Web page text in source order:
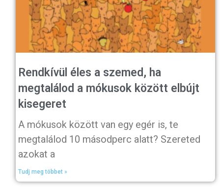
Rendkívül éles a szemed, ha
megtalálod a mókusok között elbújt
kisegeret
A mókusok között van egy egér is, te
megtalálod 10 másodperc alatt? Szereted
azokat a
Tudj meg többet »